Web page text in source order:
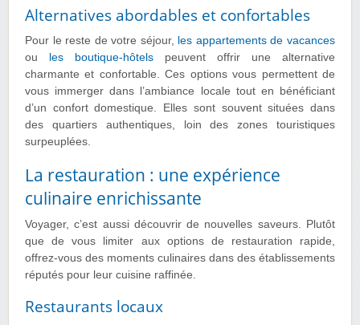
Alternatives abordables et confortables
Pour le reste de votre séjour, les appartements de vacances
ou
les boutique-hôtels peuvent offrir une alternative
charmante et confortable. Ces options vous permettent de
vous immerger dans l’ambiance locale tout en bénéficiant
d’un confort domestique. Elles sont souvent situées dans
des quartiers authentiques, loin des zones touristiques
surpeuplées.
La restauration : une expérience
culinaire enrichissante
Voyager, c’est aussi découvrir de nouvelles saveurs. Plutôt
que de vous limiter aux options de restauration rapide,
offrez-vous des moments culinaires dans des établissements
réputés pour leur cuisine raffinée.
Restaurants locaux